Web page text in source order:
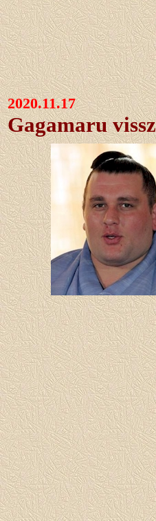
2020.11.17
Gagamaru